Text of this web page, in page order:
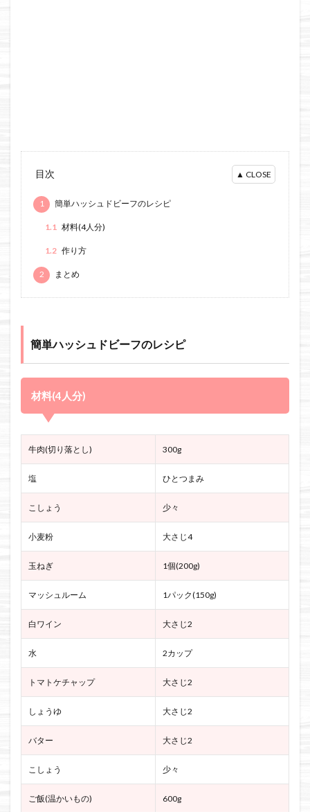
目次
1 簡単ハッシュドビーフのレシピ
1.1 材料(4人分)
1.2 作り方
2 まとめ
簡単ハッシュドビーフのレシピ
材料(4人分)
牛肉(切り落とし) 300g
塩 ひとつまみ
こしょう 少々
小麦粉 大さじ4
玉ねぎ 1個(200g)
マッシュルーム 1パック(150g)
白ワイン 大さじ2
水 2カップ
トマトケチャップ 大さじ2
しょうゆ 大さじ2
バター 大さじ2
こしょう 少々
ご飯(温かいもの) 600g